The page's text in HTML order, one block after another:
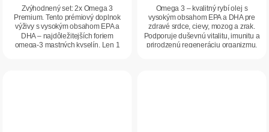
Zvýhodnený set: 2x Omega 3
Premium. Tento prémiový doplnok
výživy s vysokým obsahom EPA a
DHA – najdôležitejších foriem
omega-3 mastných kyselín. Len 1
Omega 3 – kvalitný rybí olej s
vysokým obsahom EPA a DHA pre
zdravé srdce, cievy, mozog a zrak.
Podporuje duševnú vitalitu, imunitu a
prirodzenú regeneráciu organizmu.